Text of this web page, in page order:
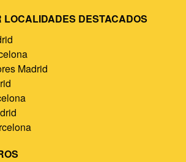
LOCALIDADES DESTACADOS
Madrid